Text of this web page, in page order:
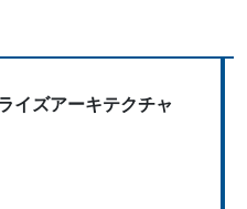
イズアーキテクチャ